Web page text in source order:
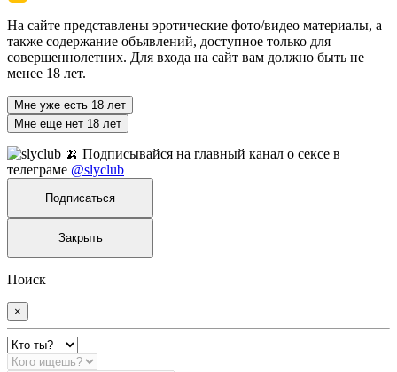
На сайте представлены эротические фото/видео материалы, а
также содержание объявлений, доступное только для
совершеннолетних. Для входа на сайт вам должно быть не
менее 18 лет.
Мне уже есть 18 лет
Мне еще нет 18 лет
🍌 Подписывайся на главный канал о сексе в
телеграме @slyclub
Подписаться
Закрыть
Поиск
×